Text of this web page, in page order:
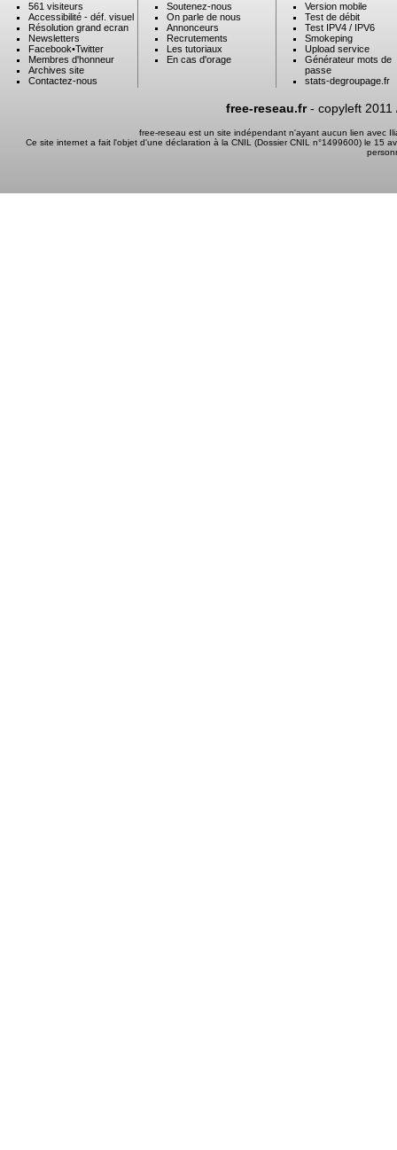
561 visiteurs
Accessibilité - déf. visuel
Résolution grand ecran
Newsletters
Facebook•Twitter
Membres d'honneur
Archives site
Contactez-nous
Soutenez-nous
On parle de nous
Annonceurs
Recrutements
Les tutoriaux
En cas d'orage
Version mobile
Test de débit
Test IPV4 / IPV6
Smokeping
Upload service
Générateur mots de
passe
stats-degroupage.fr
free-reseau.fr- copyleft 2011
free-reseau est un site indépendant n'ayant aucun lien avec
Ce site internet a fait l'objet d'une déclaration à la CNIL (Dossier CNIL n°1499600) le 15